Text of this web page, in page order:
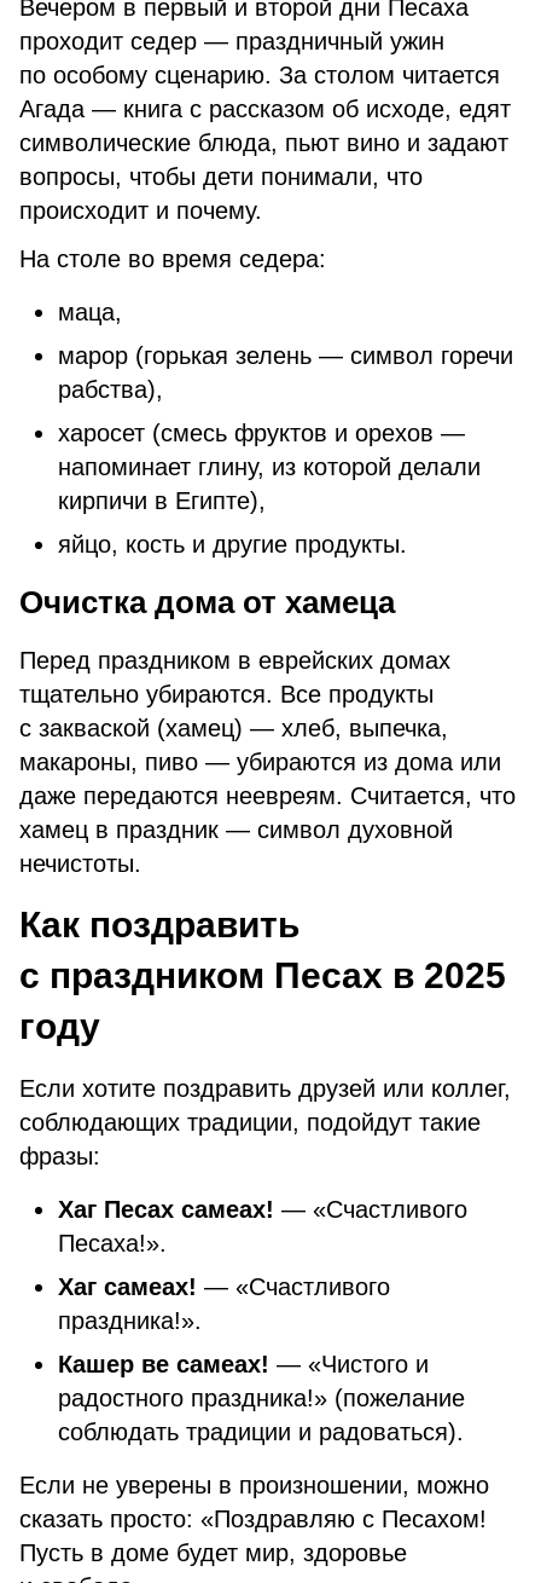
Вечером в первый и второй дни Песаха
проходит седер — праздничный ужин
по особому сценарию. За столом читается
Агада — книга с рассказом об исходе, едят
символические блюда, пьют вино и задают
вопросы, чтобы дети понимали, что
происходит и почему.
На столе во время седера:
маца,
марор (горькая зелень — символ горечи
рабства),
харосет (смесь фруктов и орехов —
напоминает глину, из которой делали
кирпичи в Египте),
яйцо, кость и другие продукты.
Очистка дома от хамеца
Перед праздником в еврейских домах
тщательно убираются. Все продукты
с закваской (хамец) — хлеб, выпечка,
макароны, пиво — убираются из дома или
даже передаются неевреям. Считается, что
хамец в праздник — символ духовной
нечистоты.
Как поздравить
с праздником Песах в 2025
году
Если хотите поздравить друзей или коллег,
соблюдающих традиции, подойдут такие
фразы:
Хаг Песах самеах! — «Счастливого
Песаха!».
Хаг самеах! — «Счастливого
праздника!».
Кашер ве самеах! — «Чистого и
радостного праздника!» (пожелание
соблюдать традиции и радоваться).
Если не уверены в произношении, можно
сказать просто: «Поздравляю с Песахом!
Пусть в доме будет мир, здоровье